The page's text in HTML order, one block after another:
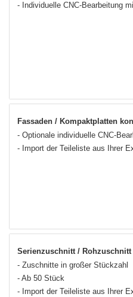
- Individuelle CNC-Bearbeitung
Fassaden / Kompaktplatten
- Optionale individuelle CNC-
- Import der Teileliste aus Ihrer
Serienzuschnitt /
- Zuschnitte in großer Stückzahl
- Ab 50 Stück
- Import der Teileliste aus Ihrer